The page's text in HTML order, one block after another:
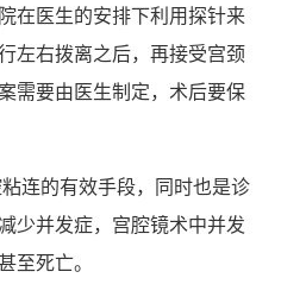
在医生的安排下利用探针来
左右拨离之后，再接受宫颈
需要由医生制定，术后要保
连的有效手段，同时也是诊
少并发症，宫腔镜术中并发
至死亡。